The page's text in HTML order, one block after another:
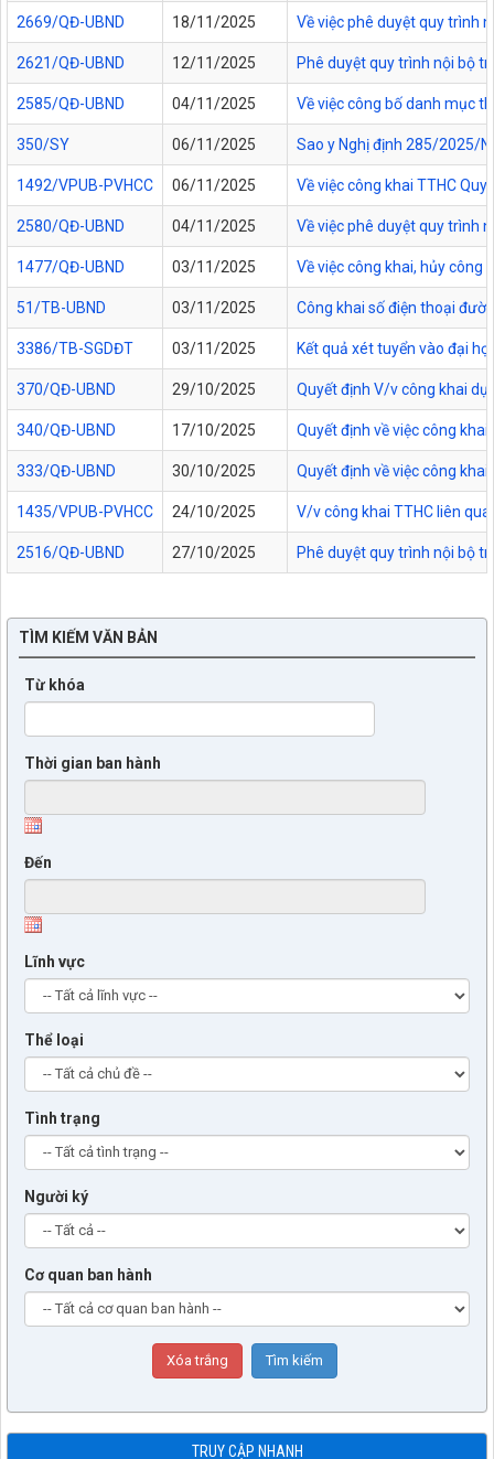
2669/QĐ-UBND 18/11/2025 Về việc phê duyệt quy trình
2621/QĐ-UBND 12/11/2025 Phê duyệt quy trình nội bộ
2585/QĐ-UBND 04/11/2025 Về việc công bố danh mục
350/SY 06/11/2025 Sao y Nghị định 285/2025/
1492/VPUB-PVHCC 06/11/2025 Về việc công khai TTHC
2580/QĐ-UBND 04/11/2025 Về việc phê duyệt quy trình
1477/QĐ-UBND 03/11/2025 Về việc công khai, hủy công
51/TB-UBND 03/11/2025 Công khai số điện thoại
3386/TB-SGDĐT 03/11/2025 Kết quả xét tuyển vào đại
370/QĐ-UBND 29/10/2025 Quyết định V/v công khai
340/QĐ-UBND 17/10/2025 Quyết định về việc công
333/QĐ-UBND 30/10/2025 Quyết định về việc công
1435/VPUB-PVHCC 24/10/2025 V/v công khai TTHC liên
2516/QĐ-UBND 27/10/2025 Phê duyệt quy trình nội bộ
TÌM KIẾM VĂN BẢN
Từ khóa
Thời gian ban hành
Đến
Lĩnh vực
Thể loại
Tình trạng
Người ký
Cơ quan ban hành
TRUY CẬP NHANH